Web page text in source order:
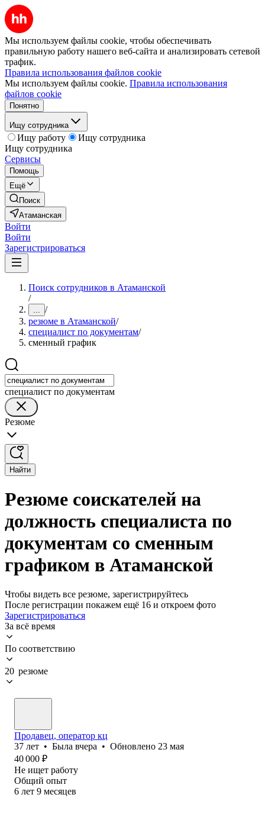
Мы используем файлы cookie, чтобы обеспечивать
правильную работу нашего веб-сайта и анализировать сетевой
трафик.
Правила использования файлов cookie
Мы используем файлы cookie. Правила использования
файлов cookie
Понятно
Ищу сотрудника
Ищу работу
Ищу сотрудника
Ищу сотрудника
Сервисы
Помощь
Ещё
Поиск
Атаманская
Войти
Войти
Зарегистрироваться
Поиск сотрудников в Атаманской
/
... /
резюме в Атаманской/
специалист по документам/
сменный график
специалист по документам
Резюме
Найти
Резюме соискателей на
должность специалиста по
документам со сменным
графиком в Атаманской
Чтобы видеть все резюме, зарегистрируйтесь
После регистрации покажем ещё 16 и откроем фото
Зарегистрироваться
За всё время
По соответствию
20 резюме
Продавец, оператор кц
37 лет • Была вчера • Обновлено 23 мая
40 000 ₽
Не ищет работу
Общий опыт
6 лет 9 месяцев